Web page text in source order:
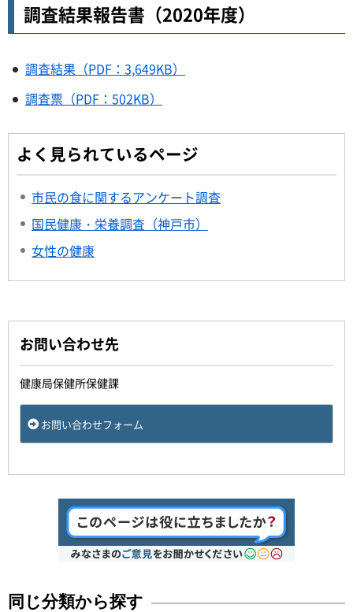
調査結果報告書（2020年度）
調査結果（PDF：3,649KB）
調査票（PDF：502KB）
よく見られているページ
市民の食に関するアンケート調査
国民健康・栄養調査（神戸市）
女性の健康
お問い合わせ先
健康局保健所保健課
お問い合わせフォーム
同じ分類から探す